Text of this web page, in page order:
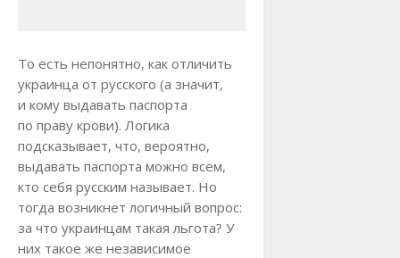
То есть непонятно, как отличить
украинца от русского (а значит,
и кому выдавать паспорта
по праву крови). Логика
подсказывает, что, вероятно,
выдавать паспорта можно всем,
кто себя русским называет. Но
тогда возникнет логичный вопрос:
за что украинцам такая льгота? У
них такое же независимое